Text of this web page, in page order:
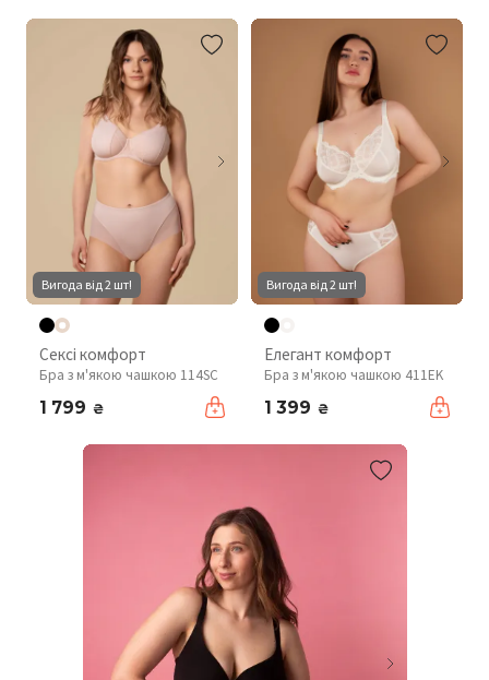
Вигода від 2 шт!
Сексі комфорт
Бра з м'якою чашкою 114SC
1 799 ₴
Вигода від 2 шт!
Елегант комфорт
Бра з м'якою чашкою 411EK
1 399 ₴